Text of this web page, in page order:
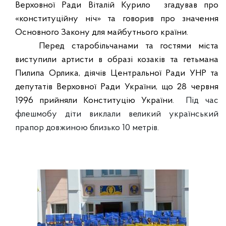
Верховної Ради Віталій Курило
згадував про
«конституційну ніч» та говорив про значення
Основного Закону для майбутнього країни.
Перед старобільчанами та гостями міста
виступили артисти в образі козаків та гетьмана
Пилипа Орлика, діячів Центральної Ради УНР та
депутатів Верховної Ради України, що 28 червня
1996 прийняли Конституцію України.
Під час
флешмобу діти виклали великий український
прапор довжиною близько 10 метрів.